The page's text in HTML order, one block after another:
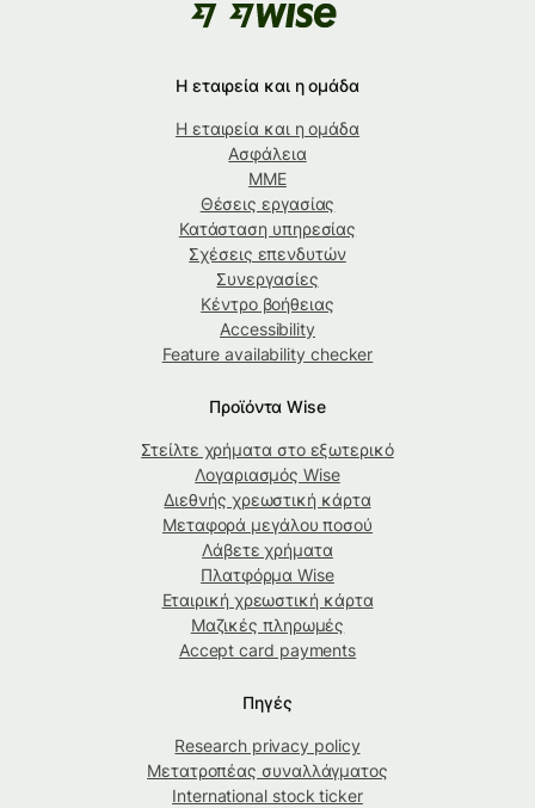
Η εταιρεία και η ομάδα
Η εταιρεία και η ομάδα
Ασφάλεια
ΜΜΕ
Θέσεις εργασίας
Κατάσταση υπηρεσίας
Σχέσεις επενδυτών
Συνεργασίες
Κέντρο βοήθειας
Accessibility
Feature availability checker
Προϊόντα Wise
Στείλτε χρήματα στο εξωτερικό
Λογαριασμός Wise
Διεθνής χρεωστική κάρτα
Μεταφορά μεγάλου ποσού
Λάβετε χρήματα
Πλατφόρμα Wise
Εταιρική χρεωστική κάρτα
Μαζικές πληρωμές
Accept card payments
Πηγές
Research privacy policy
Μετατροπέας συναλλάγματος
International stock ticker